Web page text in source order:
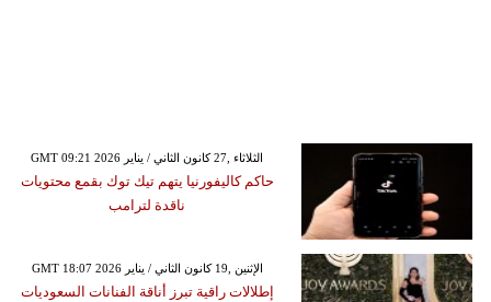
GMT 09:21 2026 الثلاثاء ,27 كانون الثاني / يناير
حاكم كاليفورنيا يتهم تيك توك بقمع محتويات
ناقدة لترامب
GMT 18:07 2026 الإثنين ,19 كانون الثاني / يناير
إطلالات راقية تبرز أناقة الفنانات السعوديات